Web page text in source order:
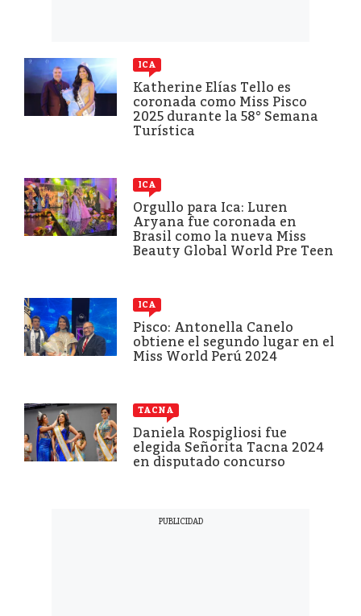
ICA
Katherine Elías Tello es
coronada como Miss Pisco
2025 durante la 58° Semana
Turística
ICA
Orgullo para Ica: Luren
Aryana fue coronada en
Brasil como la nueva Miss
Beauty Global World Pre Teen
ICA
Pisco: Antonella Canelo
obtiene el segundo lugar en el
Miss World Perú 2024
TACNA
Daniela Rospigliosi fue
elegida Señorita Tacna 2024
en disputado concurso